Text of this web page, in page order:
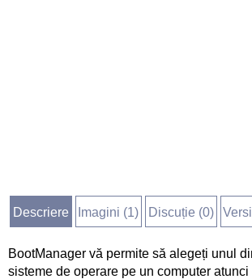
Descriere Imagini (1) Discuție (0)
BootManager vă permite să alegeți unul
sisteme de operare pe un computer